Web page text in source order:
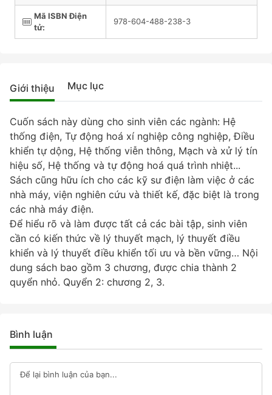
Mã ISBN Điện
tử:
978-604-488-238-3
Giới thiệu Mục lục
Cuốn sách này dùng cho sinh viên các ngành: Hệ
thống điện, Tự động hoá xí nghiệp công nghiệp, Điều
khiển tự dộng, Hệ thống viễn thông, Mạch và xử lý tín
hiệu số, Hệ thống và tự động hoá quá trình nhiệt...
Sách cũng hữu ích cho các kỹ sư điện làm việc ở các
nhà máy, viện nghiên cứu và thiết kế, đặc biệt là trong
các nhà máy điện.
Để hiểu rõ và làm được tất cả các bài tập, sinh viên
cần có kiến thức về lý thuyết mạch, lý thuyết điều
khiển và lý thuyết điều khiển tối ưu và bền vững… Nội
dung sách bao gồm 3 chương, được chia thành 2
quyển nhỏ. Quyển 2: chương 2, 3.
Bình luận